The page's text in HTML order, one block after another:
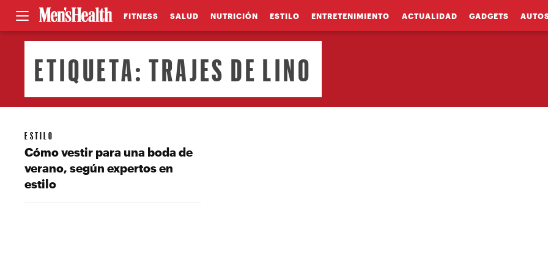
FITNESS SALUD NUTRICIÓN ESTILO ENTRETENIMIENTO ACTUALIDAD GADGETS
ETIQUETA:TRAJES DE LINO
ESTILO
Cómo vestir para una boda de
verano, según expertos en
estilo